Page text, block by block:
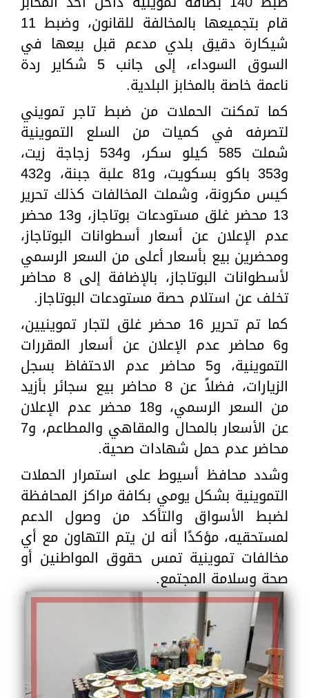
قام بتجميعها بالمخالفة للقانون، وضبط 11
شيكارة دقيق بلدي مدعم قبل بيعها في
السوق السوداء، إلى جانب 5 شكاير ردة
ناعمة خاصة بالمخابز البلدية.
كما تمكنت الحملات من ضبط تاجر تمويني
لتصرفه في كميات من السلع التموينية
شملت 585 كيلو سكر، و534 زجاجة زيت،
و353 باكو بسكويت، و81 علبة جبنة، و432
كيس مكرونة، وشملت المخالفات كذلك تحرير
13 محضر غلق مستودعات بوتاجاز، و13 محضر
عدم الإعلان عن أسعار أسطوانات البوتاجاز،
ومحضرين بيع بأسعار أعلى من السعر الرسمي
لأسطوانات البوتاجاز، بالإضافة إلى 8 محاضر
تخلف عن استلام حصة مستودعات البوتاجاز.
كما تم تحرير 16 محضر غلق لتجار تموينيين،
و6 محاضر عدم الإعلان عن أسعار المقررات
التموينية، و5 محاضر عدم الاحتفاظ بسجل
الزيارات، فضلاً عن 8 محاضر بيع سجائر بأزيد
من السعر الرسمي، و18 محضر عدم الإعلان
عن الأسعار بالمحال والمقاهي والمطاعم، و7
محاضر عدم حمل شهادات صحية.
وشدد محافظ أسيوط على استمرار الحملات
التموينية بشكل يومي بكافة مراكز المحافظة
لضبط الأسواق والتأكد من وصول الدعم
لمستحقيه، مؤكدًا أنه لن يتم التهاون مع أي
مخالفات تموينية تمس حقوق المواطنين أو
صحة وسلامة المجتمع.